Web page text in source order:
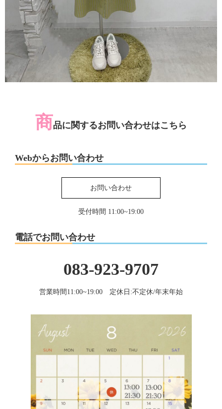
商品に関するお問い合わせはこちら
Webからお問い合わせ
お問い合わせ
受付時間 11:00~19:00
電話でお問い合わせ
083-923-9707
営業時間11:00~19:00 定休日:不定休/年末年始